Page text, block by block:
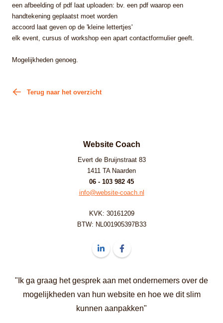
een afbeelding of pdf laat uploaden: bv. een pdf waarop een
handtekening geplaatst moet worden
accoord laat geven op de 'kleine lettertjes'
elk event, cursus of workshop een apart contactformulier geeft.
Mogelijkheden genoeg.
Terug naar het overzicht
Website Coach
Evert de Bruijnstraat 83
1411 TA Naarden
06 - 103 982 45
info@website-coach.nl
KVK: 30161209
BTW: NL001905397B33
Volg ons op LinkedIn Website Coach
"Ik ga graag het gesprek aan met ondernemers over de
mogelijkheden van hun website en hoe we dit slim
kunnen aanpakken"